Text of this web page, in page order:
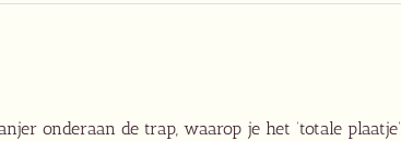
onderaan de trap, waarop je het ‘totale